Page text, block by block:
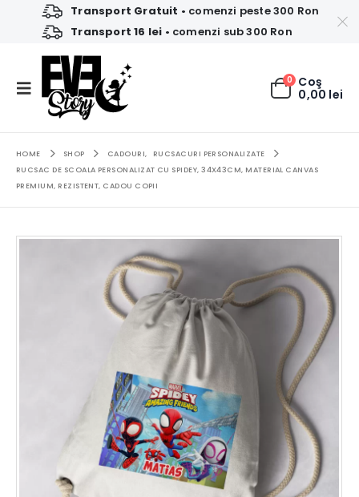
Transport Gratuit • comenzi peste 300 Ron
Transport 16 lei • comenzi sub 300 Ron
0 Coş
0,00 lei
HOME SHOP CADOURI,
RUCSACURI PERSONALIZATE
RUCSAC DE SCOALA PERSONALIZAT CU SPIDEY, 34X43CM, MATERIAL CANVAS
PREMIUM, REZISTENT, CADOU COPII